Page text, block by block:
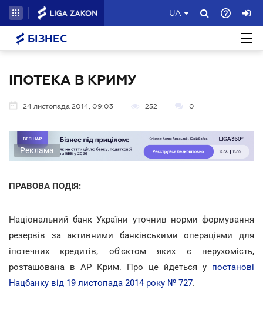
UA
БІЗНЕС
ІПОТЕКА В КРИМУ
24 листопада 2014, 09:03 252 0
Реклама
ПРАВОВА ПОДІЯ:
Національний банк України уточнив норми формування
резервів за активними банківськими операціями для
іпотечних кредитів, об'єктом яких є нерухомість,
розташована в АР Крим. Про це йдеться у постанові
Нацбанку від 19 листопада 2014 року № 727.